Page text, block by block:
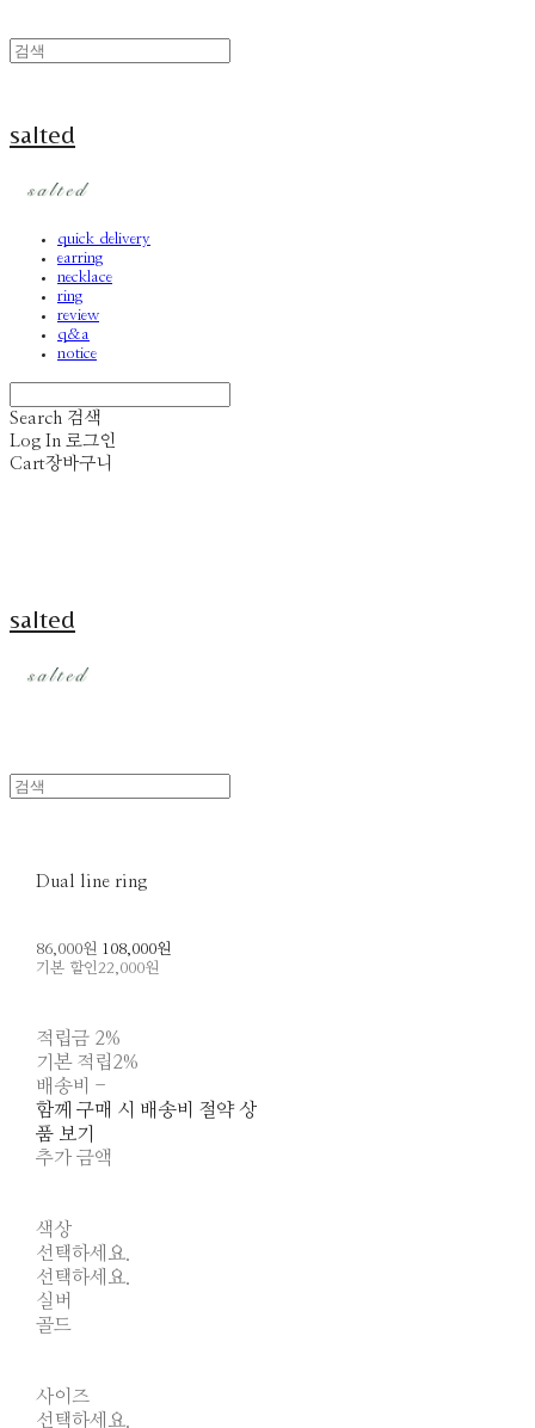
salted
quick delivery
earring
necklace
ring
review
q&a
notice
Search 검색
Log In 로그인
Cart장바구니
salted
Dual line ring
86,000원 108,000원
기본 할인22,000원
적립금 2%
기본 적립2%
배송비 -
함께 구매 시 배송비 절약 상
품 보기
추가 금액
색상
선택하세요.
선택하세요.
실버
골드
사이즈
선택하세요.